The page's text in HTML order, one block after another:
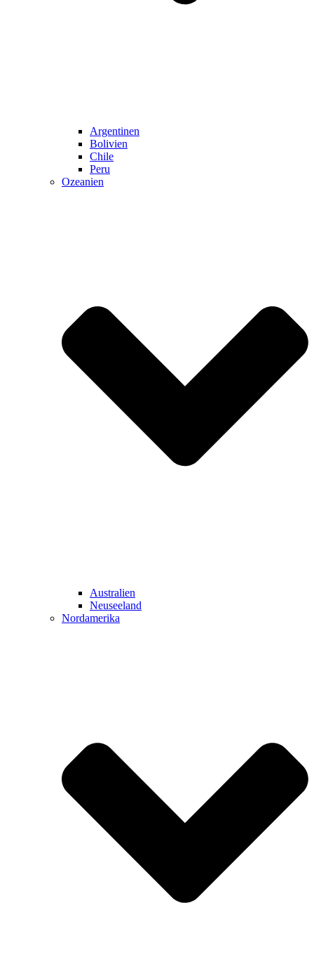
Argentinen
Bolivien
Chile
Peru
Ozeanien
Australien
Neuseeland
Nordamerika